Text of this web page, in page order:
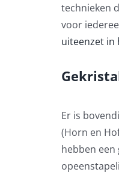
technieken
voor
uiteenzet in
Er is
(Horn en
hebben